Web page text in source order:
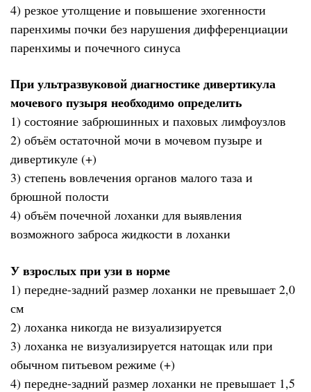
4) резкое утолщение и повышение эхогенности
паренхимы почки без нарушения дифференциации
паренхимы и почечного синуса
При ультразвуковой диагностике дивертикула
мочевого пузыря необходимо определить
1) состояние забрюшинных и паховых лимфоузлов
2) объём остаточной мочи в мочевом пузыре и
дивертикуле (+)
3) степень вовлечения органов малого таза и
брюшной полости
4) объём почечной лоханки для выявления
возможного заброса жидкости в лоханки
У взрослых при узи в норме
1) передне-задний размер лоханки не превышает 2,0
см
2) лоханка никогда не визуализируется
3) лоханка не визуализируется натощак или при
обычном питьевом режиме (+)
4) передне-задний размер лоханки не превышает 1,5